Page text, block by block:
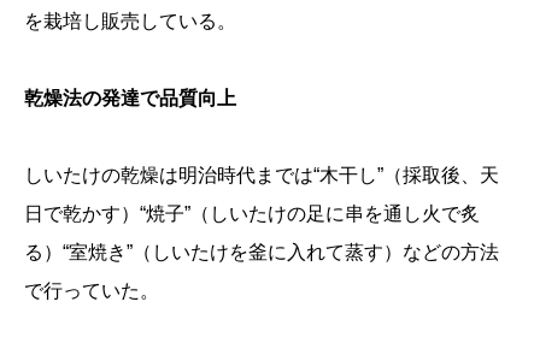
を栽培し販売している。
乾燥法の発達で品質向上
しいたけの乾燥は明治時代までは“木干し”（採取後、天
日で乾かす）“焼子”（しいたけの足に串を通し火で炙
る）“室焼き”（しいたけを釜に入れて蒸す）などの方法
で行っていた。